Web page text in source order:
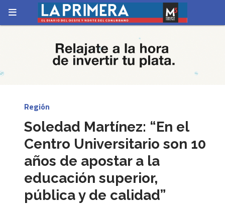
Soledad Martínez: “En el
Centro Universitario son 10
años de apostar a la
educación superior,
pública y de calidad”
Región